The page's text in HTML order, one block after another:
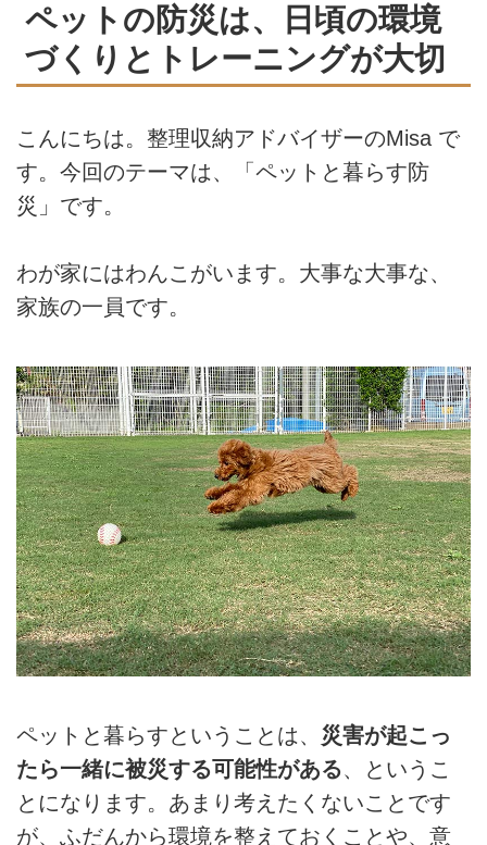
ペットの防災は、日頃の環境
づくりとトレーニングが大切
こんにちは。整理収納アドバイザーのMisa で
す。今回のテーマは、「ペットと暮らす防
災」です。
わが家にはわんこがいます。大事な大事な、
家族の一員です。
ペットと暮らすということは、 災害が起こっ
たら一緒に被災する可能性がある、というこ
とになります。あまり考えたくないことです
が、ふだんから環境を整えておくことや、意